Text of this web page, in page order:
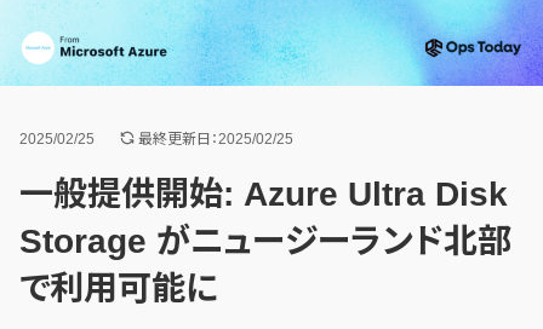
2025/02/25 最終更新日：2025/02/25
一般提供開始: Azure Ultra Disk
Storage がニュージーランド北部
で利用可能に